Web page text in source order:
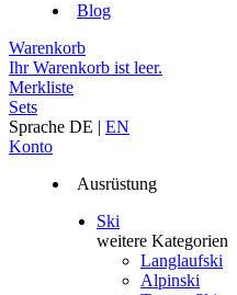
Blog
Warenkorb
Ihr Warenkorb ist leer.
Merkliste
Sets
Sprache DE | EN
Konto
Ausrüstung
Ski
weitere Kategorien
Langlaufski
Alpinski